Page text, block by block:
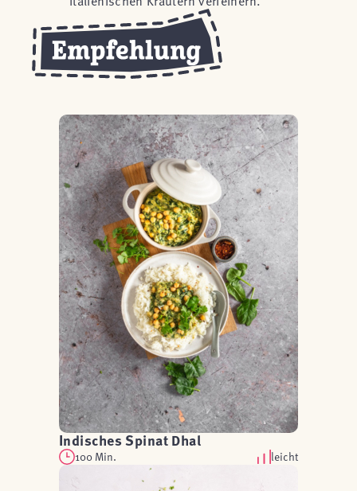
Indisches Spinat Dhal
100 Min. leicht